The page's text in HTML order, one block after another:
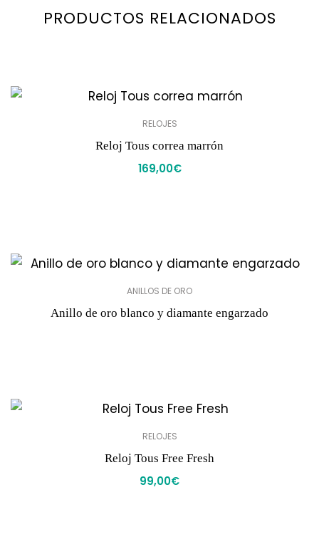
PRODUCTOS RELACIONADOS
RELOJES
Reloj Tous correa marrón
169,00€
ANILLOS DE ORO
Anillo de oro blanco y diamante engarzado
RELOJES
Reloj Tous Free Fresh
99,00€